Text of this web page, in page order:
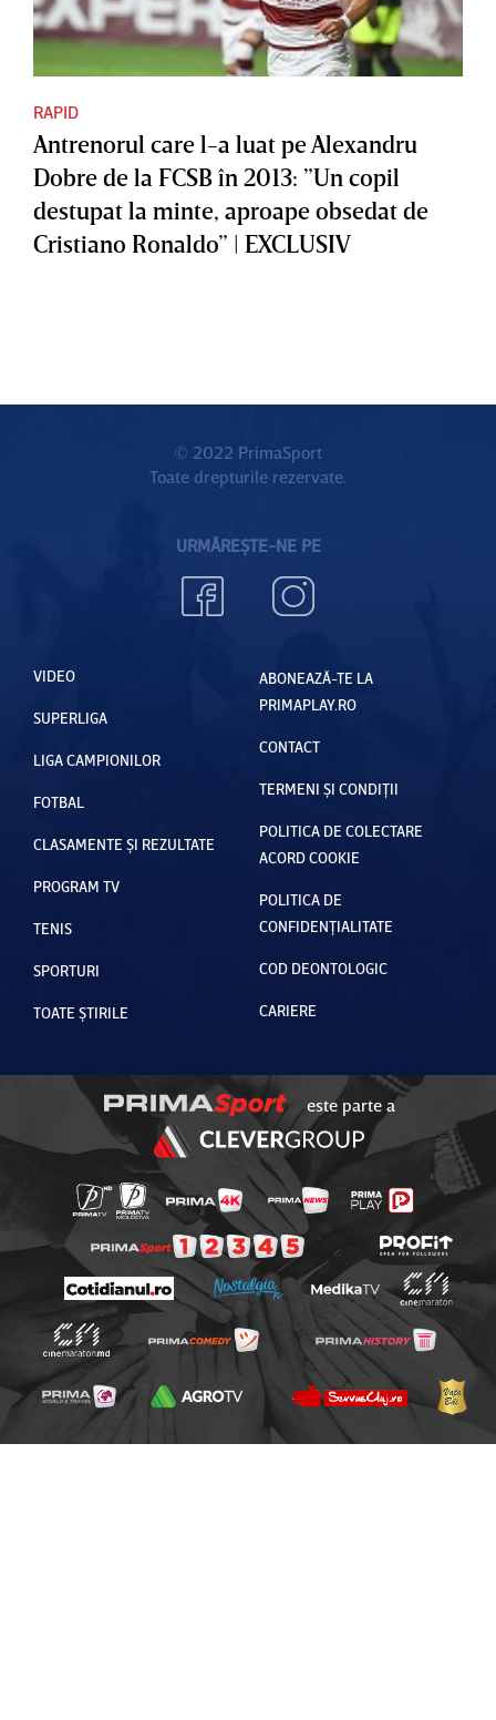
RAPID
Antrenorul care l-a luat pe Alexandru
Dobre de la FCSB în 2013: ”Un copil
destupat la minte, aproape obsedat de
Cristiano Ronaldo” | EXCLUSIV
© 2022 PrimaSport
Toate drepturile rezervate.
URMĂREȘTE-NE PE
VIDEO
SUPERLIGA
LIGA CAMPIONILOR
FOTBAL
CLASAMENTE ȘI REZULTATE
PROGRAM TV
TENIS
SPORTURI
TOATE ȘTIRILE
ABONEAZĂ-TE LA
PRIMAPLAY.RO
CONTACT
TERMENI ȘI CONDIȚII
POLITICA DE COLECTARE
ACORD COOKIE
POLITICA DE
CONFIDENȚIALITATE
COD DEONTOLOGIC
CARIERE
este parte a